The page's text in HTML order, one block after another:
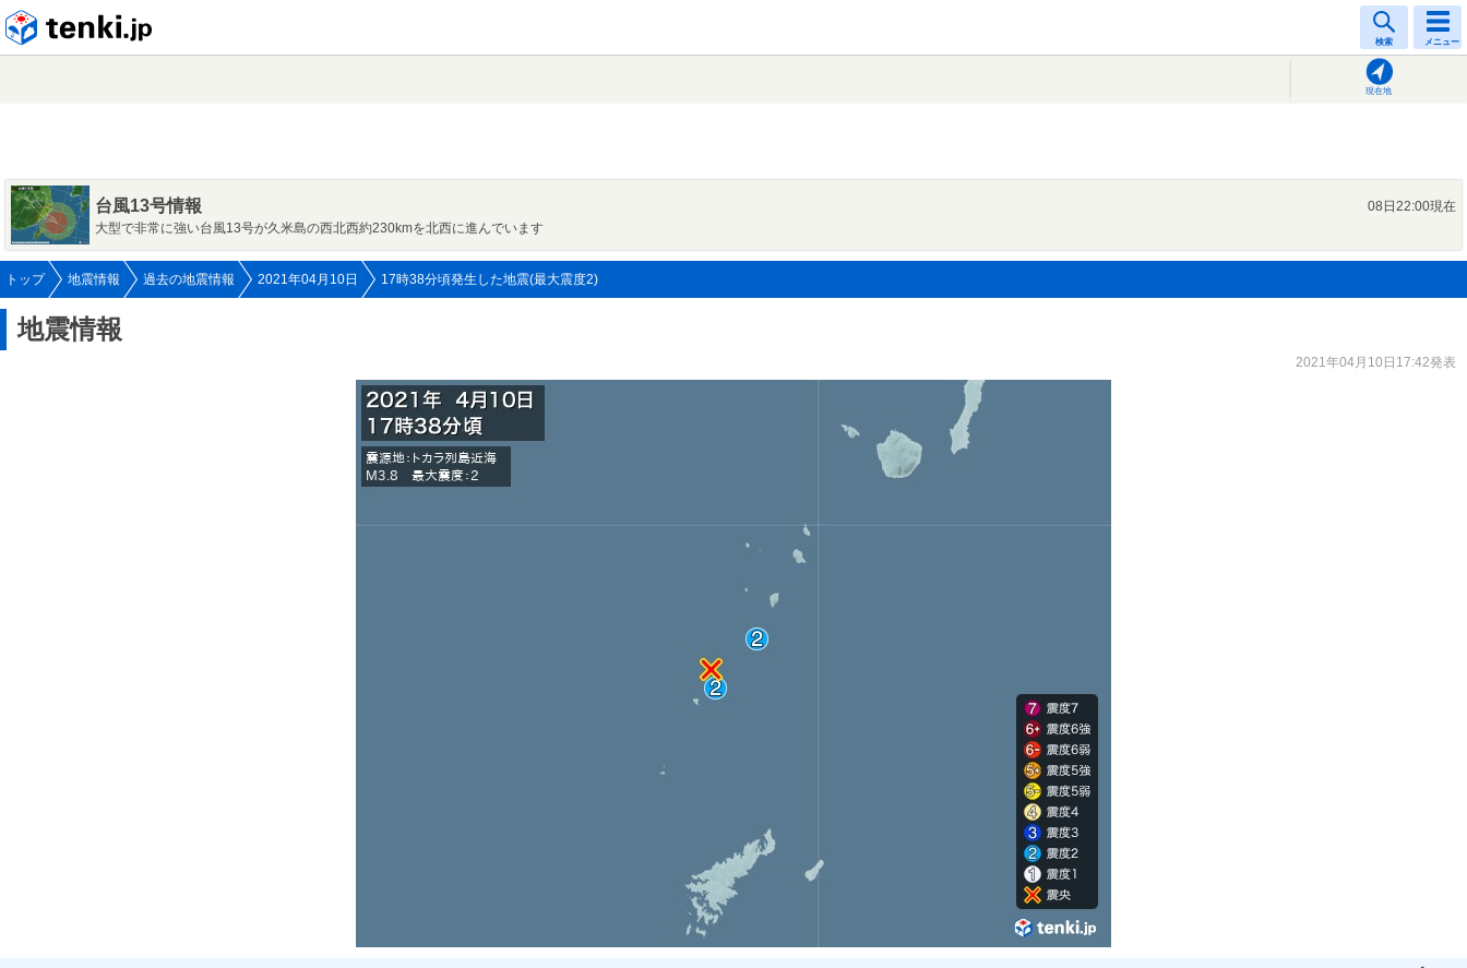
検索 メニュー
現在地
台風13号情報
08日22:00現在
大型で非常に強い台風13号が久米島の西北西約230kmを北西に進んでいます
トップ 地震情報 過去の地震情報 2021年04月10日 17時38分頃発生した地震(最大震度2)
地震情報
2021年04月10日17:42発表